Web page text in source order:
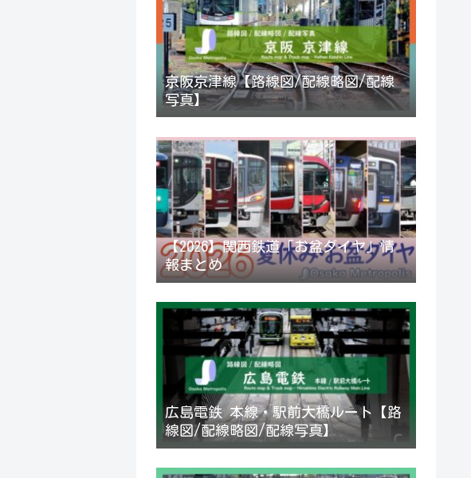
京阪京津線【路線図/配線略図/配線
写真】
【2026】関西鉄道「お盆ダイヤ」情
報まとめ
広島電鉄 本線・駅前大橋ルート【路
線図/配線略図/配線写真】